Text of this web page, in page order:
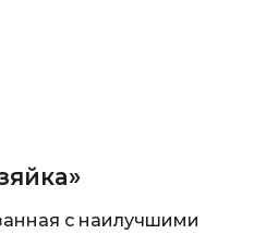
с наилучшими